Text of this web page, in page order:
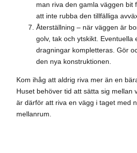
man riva den gamla väggen bit
att inte rubba den tillfälliga
Återställning – när väggen är
golv, tak och ytskikt. Eventuella
dragningar kompletteras. Gör
den nya konstruktionen.
Kom ihåg att aldrig riva mer än en
Huset behöver tid att sätta sig mellan
är därför att riva en vägg i taget med
mellanrum.